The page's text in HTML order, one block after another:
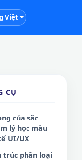
Việt
CỤ
của sắc
lý học màu
UI/UX
trúc phân loại